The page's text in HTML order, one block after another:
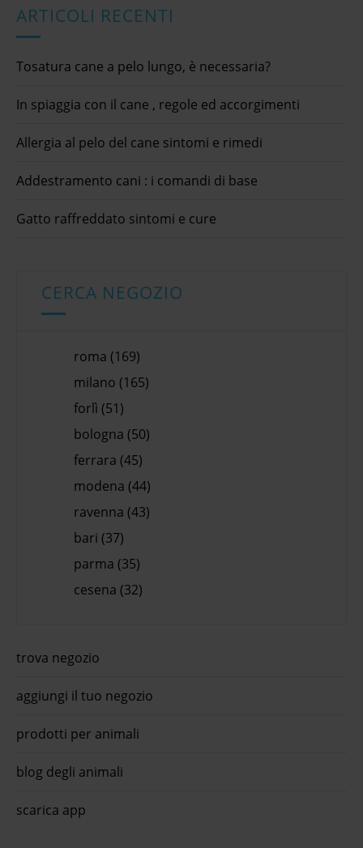
ARTICOLI RECENTI
Tosatura cane a pelo lungo, è necessaria?
In spiaggia con il cane , regole ed accorgimenti
Allergia al pelo del cane sintomi e rimedi
Addestramento cani : i comandi di base
Gatto raffreddato sintomi e cure
CERCA NEGOZIO
roma (169)
milano (165)
forlì (51)
bologna (50)
ferrara (45)
modena (44)
ravenna (43)
bari (37)
parma (35)
cesena (32)
trova negozio
aggiungi il tuo negozio
prodotti per animali
blog degli animali
scarica app